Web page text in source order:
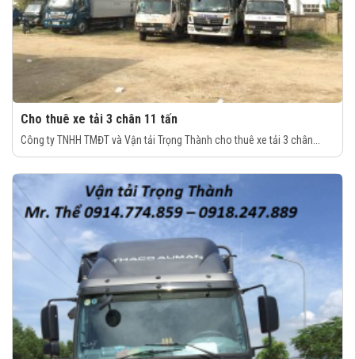
Cho thuê xe tải 3 chân 11 tấn
Công ty TNHH TMĐT và Vận tải Trọng Thành cho thuê xe tải 3 chân...